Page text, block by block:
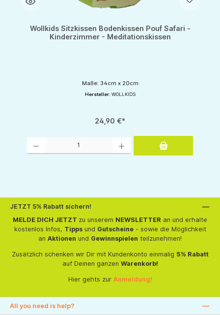
Wollkids Sitzkissen Bodenkissen Pouf Safari -
Kinderzimmer - Meditationskissen
Maße: 34cm x 20cm
Hersteller: WOLLKIDS
24,90 €*
JETZT 5% Rabatt sichern!
MELDE DICH JETZT zu unserem NEWSLETTER an und erhalte
kostenlos Infos, Tippsund Gutscheine- sowie die Möglichkeit
an Aktionen und Gewinnspielen teilzunehmen!
Zusätzlich schenken wir Dir mit Kundenkonto einmalig 5% Rabatt
auf Deinen ganzen Warenkorb!
Hier gehts zur Anmeldung!
All you need is help?